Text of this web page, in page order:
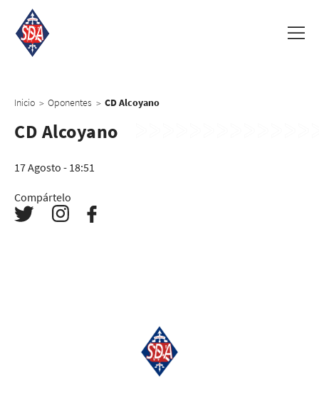
Inicio > Oponentes > CD Alcoyano
CD Alcoyano
17 Agosto - 18:51
Compártelo